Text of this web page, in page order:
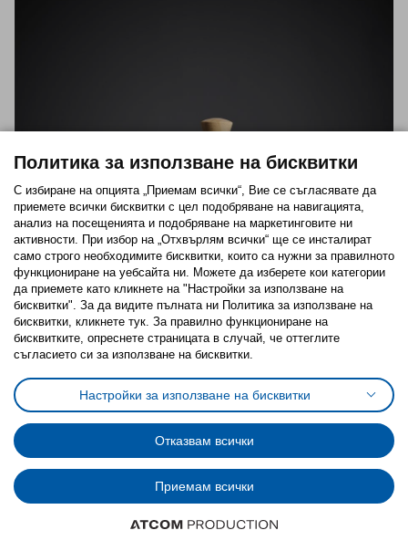
Политика за използване на бисквитки
С избиране на опцията „Приемам всички“, Вие се съгласявате да
приемете всички бисквитки с цел подобряване на навигацията,
анализ на посещенията и подобряване на маркетинговите ни
активности. При избор на „Отхвърлям всички“ ще се инсталират
само строго необходимитe бисквитки, които са нужни за правилното
функциониране на уебсайта ни. Можете да изберете кои категории
да приемете като кликнете на "Настройки за използване на
бисквитки". За да видите пълната ни Политика за използване на
бисквитки, кликнете тук. За правилно функциониране на
бисквитките, опреснете страницата в случай, че оттеглите
съгласието си за използване на бисквитки.
Настройки за използване на бисквитки
Отказвам всички
Приемам всички